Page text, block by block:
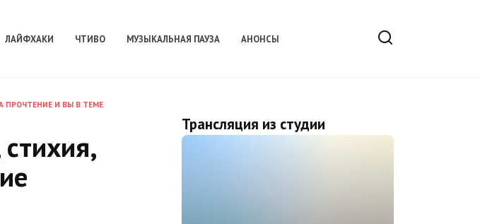
ЛАЙФХАКИ ЧТИВО МУЗЫКАЛЬНАЯ ПАУЗА АНОНСЫ
ПРОЧТЕНИЕ И ВЫ В ТЕМЕ
Трансляция из студии